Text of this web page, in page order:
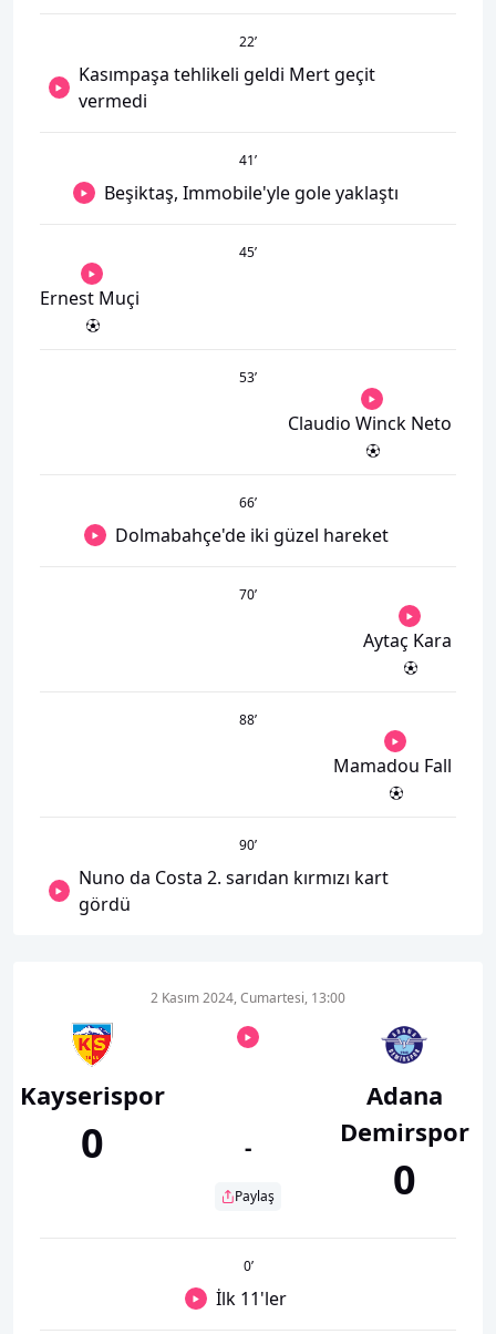
22’
Kasımpaşa tehlikeli geldi Mert geçit
vermedi
41’
Beşiktaş, Immobile'yle gole yaklaştı
45’
Ernest Muçi
53’
Claudio Winck Neto
66’
Dolmabahçe'de iki güzel hareket
70’
Aytaç Kara
88’
Mamadou Fall
90’
Nuno da Costa 2. sarıdan kırmızı kart
gördü
Kayserispor
0
2 Kasım 2024, Cumartesi, 13:00
-
Paylaş
Adana
Demirspor
0
0’
İlk 11'ler